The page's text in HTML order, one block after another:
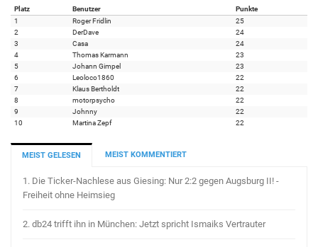
Platz Benutzer
Punkte
1
Roger Fridlin
25
2
DerDave
24
3
Casa
24
4
Thomas Karmann
23
5
Johann Gimpel
23
6
Leoloco1860
22
7
Klaus Bertholdt
22
8
motorpsycho
22
9
Johnny
22
10
Martina Zepf 22
MEIST GELESEN MEIST KOMMENTIERT
1. Die Ticker-Nachlese aus Giesing: Nur 2:2 gegen Augsburg II! -
Freiheit ohne Heimsieg
2. db24 trifft ihn in München: Jetzt spricht Ismaiks Vertrauter